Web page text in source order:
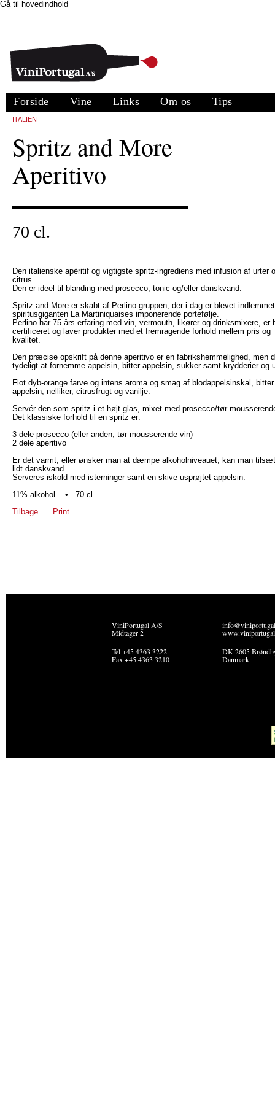
Gå til hovedindhold
Forside Vine Links Om os Tips
ITALIEN
Spritz and More
Aperitivo
70 cl.
Den italienske apéritif og vigtigste spritz-ingrediens med infusion af urter
citrus.
Den er ideel til blanding med prosecco, tonic og/eller danskvand.
Spritz and More er skabt af Perlino-gruppen, der i dag er blevet
spiritusgiganten La Martiniquaises imponerende portefølje.
Perlino har 75 års erfaring med vin, vermouth, likører og drinksmixere, er
certificeret og laver produkter med et fremragende forhold mellem pris og
kvalitet.
Den præcise opskrift på denne aperitivo er en fabrikshemmelighed, men
tydeligt at fornemme appelsin, bitter appelsin, sukker samt krydderier og
Flot dyb-orange farve og intens aroma og smag af blodappelsinskal, bitter
appelsin, nelliker, citrusfrugt og vanilje.
Servér den som spritz i et højt glas, mixet med prosecco/tør
Det klassiske forhold til en spritz er:
3 dele prosecco (eller anden, tør mousserende vin)
2 dele aperitivo
Er det varmt, eller ønsker man at dæmpe alkoholniveauet, kan man
lidt danskvand.
Serveres iskold med isterninger samt en skive usprøjtet appelsin.
11% alkohol • 70 cl.
Tilbage
Print
ViniPortugal A/S
Midtager 2
Tel +45 4363 3222
Fax +45 4363 3210
DK-2605
Danmark